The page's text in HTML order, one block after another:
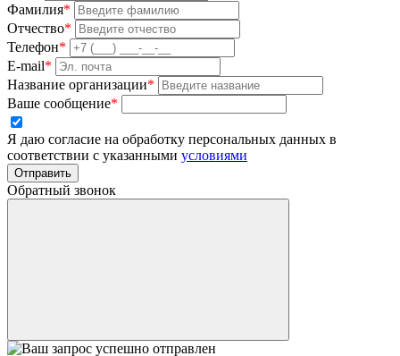
Фамилия*
Отчество*
Телефон*
E-mail*
Название организации*
Ваше сообщение*
Я даю согласие на обработку персональных данных в
соответствии с указанными условиями
Отправить
Обратный звонок